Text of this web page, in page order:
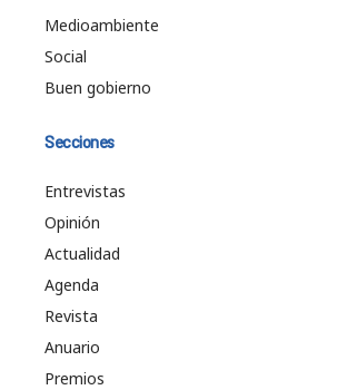
Medioambiente
Social
Buen gobierno
Secciones
Entrevistas
Opinión
Actualidad
Agenda
Revista
Anuario
Premios